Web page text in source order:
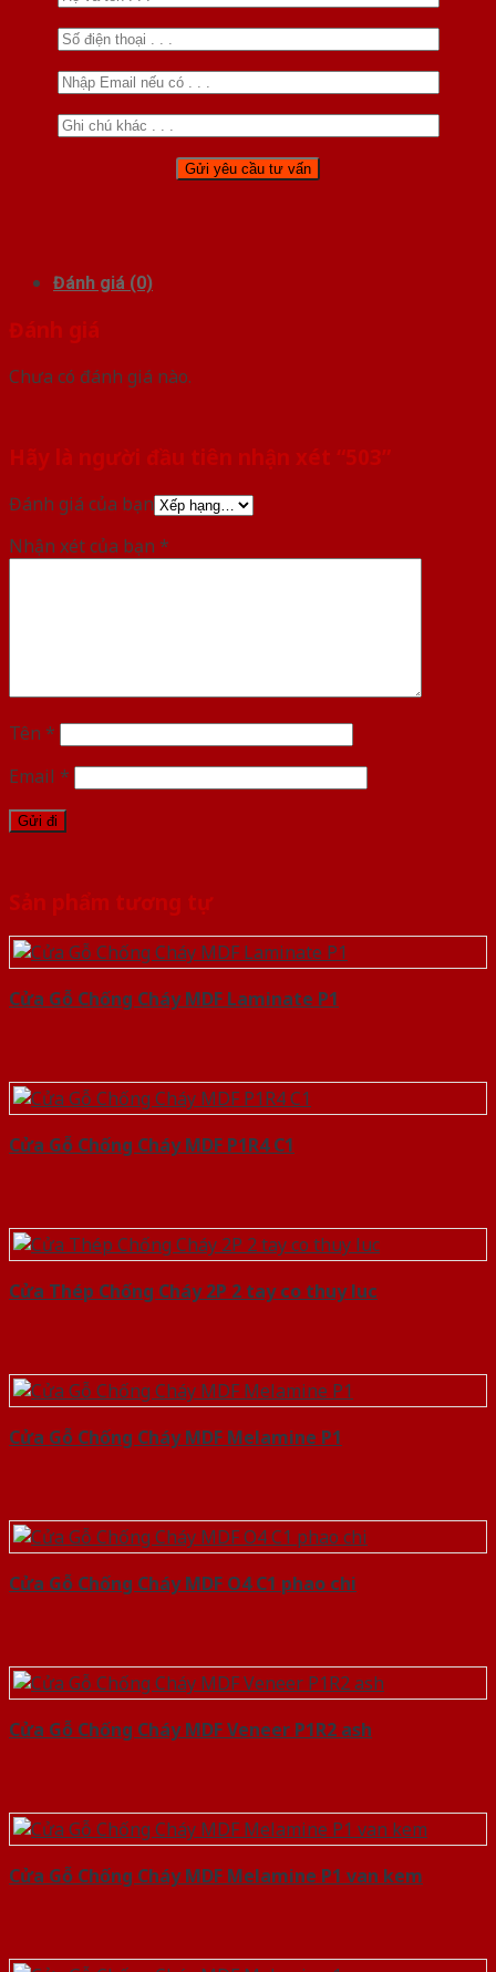
Đánh giá (0)
Đánh giá
Chưa có đánh giá nào.
Hãy là người đầu tiên nhận xét “503”
Đánh giá của bạn
Nhận xét của bạn *
Tên *
Email *
Sản phẩm tương tự
Cửa Gỗ Chống Cháy MDF Laminate P1
Cửa Gỗ Chống Cháy MDF P1R4 C1
Cửa Thép Chống Cháy 2P 2 tay co thuy luc
Cửa Gỗ Chống Cháy MDF Melamine P1
Cửa Gỗ Chống Cháy MDF O4 C1 phao chi
Cửa Gỗ Chống Cháy MDF Veneer P1R2 ash
Cửa Gỗ Chống Cháy MDF Melamine P1 van kem